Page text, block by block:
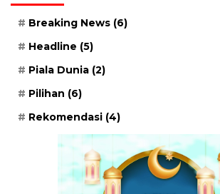
Breaking News (6)
Headline (5)
Piala Dunia (2)
Pilihan (6)
Rekomendasi (4)